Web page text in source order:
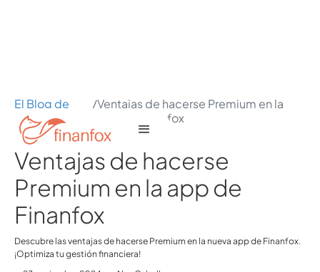
El Blog de
Finanfox
/Ventajas de hacerse Premium en la
app de Finanfox
Ventajas de hacerse
Premium en la app de
Finanfox
Descubre las ventajas de hacerse Premium en la nueva app de Finanfox.
¡Optimiza tu gestión financiera!